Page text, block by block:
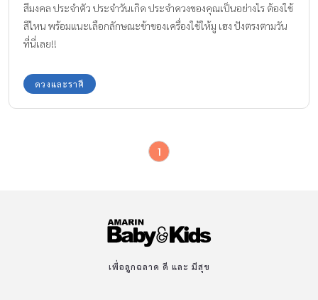
สีมงคล ประจำตัว ประจำวันเกิด ประจำดวงของคุณเป็นอย่างไร ต้องใช้
สีไหน พร้อมแนะเลือกลักษณะข้าของเครื่องใช้ให้มู เฮง ปังตรงตามวัน
ที่นี่เลย!!
ดวงและราศี
1
เพื่อลูกฉลาด ดี และ มีสุข